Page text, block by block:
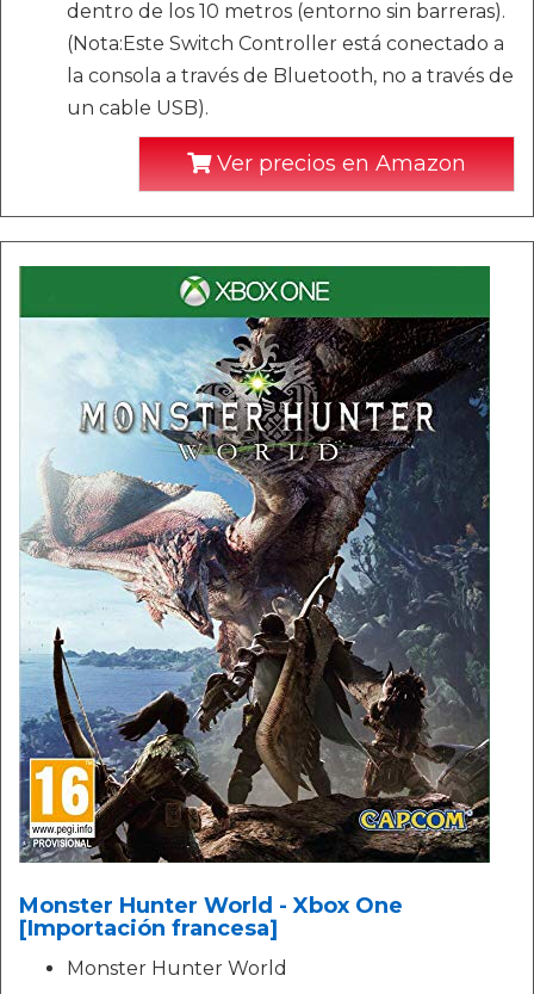
dentro de los 10 metros (entorno sin barreras).
(Nota:Este Switch Controller está conectado a
la consola a través de Bluetooth, no a través de
un cable USB).
Ver precios en Amazon
Monster Hunter World - Xbox One
[Importación francesa]
Monster Hunter World